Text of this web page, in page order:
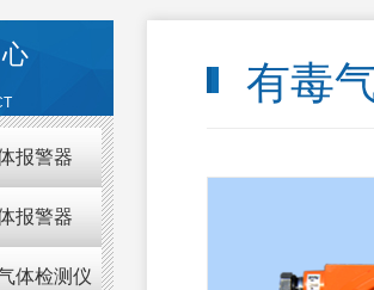
报警器
报警器
体检测仪
有毒